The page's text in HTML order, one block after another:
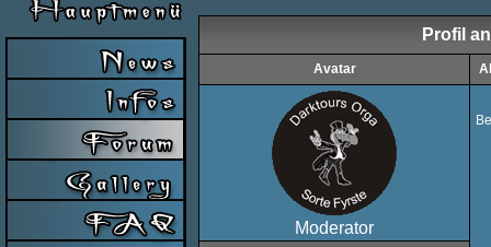
Profil
Avatar
Moderator